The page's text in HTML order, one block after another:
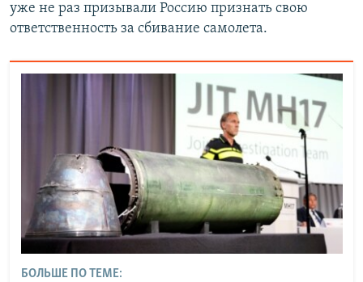
уже не раз призывали Россию признать свою
ответственность за сбивание самолета.
БОЛЬШЕ ПО ТЕМЕ: